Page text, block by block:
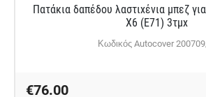
Πατάκια δαπέδου λαστιχένια μπεζ
X6 (E71) 3τμχ
Κωδικός Autocover
€76.00